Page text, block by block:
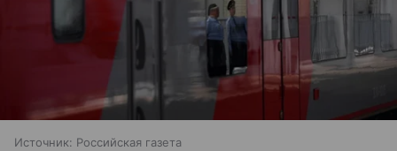
Источник: Российская газета